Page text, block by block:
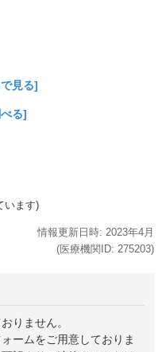
見る]
る]
います)
情報更新日時: 2023年4月
(医療機関ID: 275203)
りません。
ームをご用意しておりま